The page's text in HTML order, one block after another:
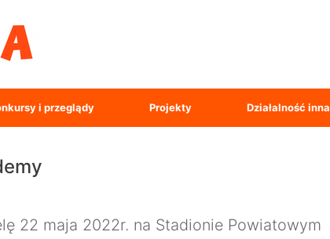
i przeglądy Projekty Działalność inna
22 maja 2022r. na Stadionie Powiatowym